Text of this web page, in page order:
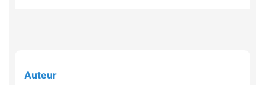
Auteur